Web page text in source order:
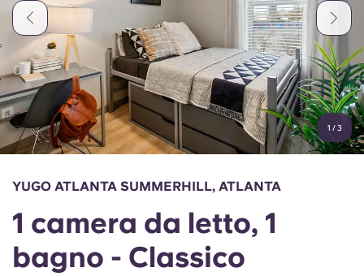
Account Lingua
English (GB)
Chinese
Español
Seleziona un paese
Prenota ora
Deutsch
Italian French
Portuguese
1 /3
YUGO ATLANTA SUMMERHILL, ATLANTA
1 camera da letto, 1
bagno - Classico